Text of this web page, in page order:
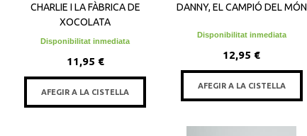
CHARLIE I LA FÀBRICA DE
XOCOLATA
Disponibilitat inmediata
11,95 €
AFEGIR A LA CISTELLA
DANNY, EL CAMPIÓ DEL MÓN
Disponibilitat inmediata
12,95 €
AFEGIR A LA CISTELLA